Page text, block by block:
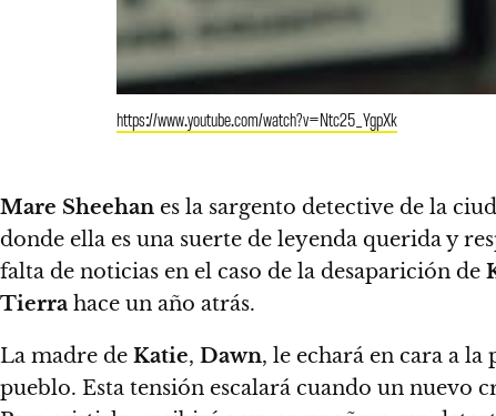
https://www.youtube.com/watch?v=Ntc25_YgpXk
Mare Sheehan es la sargento detective de la
donde ella es una suerte de leyenda querida y
falta de noticias en el caso de la desaparición de
Tierra hace un año atrás.
La madre de Katie, Dawn, le echará en cara a la
pueblo. Esta tensión escalará cuando un nuevo